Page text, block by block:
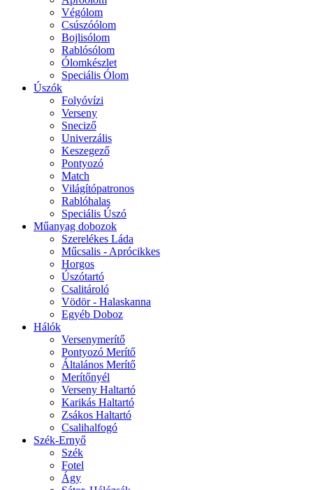
Végólom
Csúszóólom
Bojlisólom
Rablósólom
Ólomkészlet
Speciális Ólom
Úszók
Folyóvízi
Verseny
Sneciző
Univerzális
Keszegező
Pontyozó
Match
Világítópatronos
Rablóhalas
Speciális Úszó
Műanyag dobozok
Szerelékes Láda
Műcsalis - Aprócikkes
Horgos
Úszótartó
Csalitároló
Vödör - Halaskanna
Egyéb Doboz
Hálók
Versenymerítő
Pontyozó Merítő
Általános Merítő
Merítőnyél
Verseny Haltartó
Karikás Haltartó
Zsákos Haltartó
Csalihalfogó
Szék-Ernyő
Szék
Fotel
Ágy